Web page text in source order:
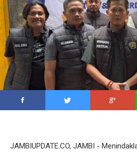
JAMBIUPDATE.CO, JAMBI -